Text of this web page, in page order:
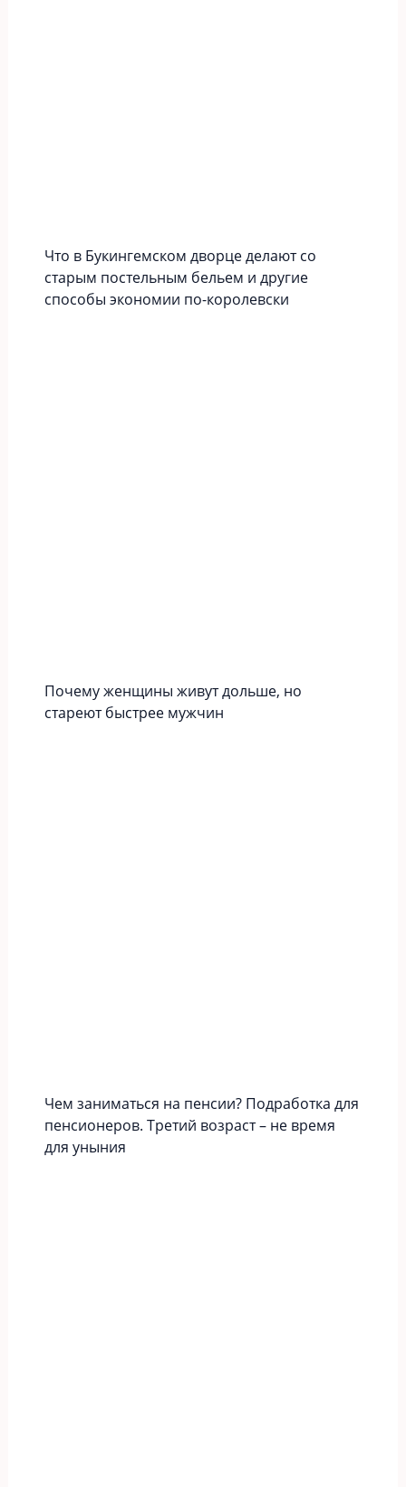
Что в Букингемском дворце делают со
старым постельным бельем и другие
способы экономии по-королевски
Почему женщины живут дольше, но
стареют быстрее мужчин
Чем заниматься на пенсии? Подработка для
пенсионеров. Третий возраст – не время
для уныния